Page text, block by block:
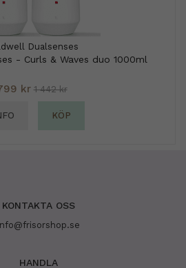
Dualsenses
- Curls & Waves duo 1000ml
kr 1 442 kr
KÖP
KONTAKTA OSS
HANDLA